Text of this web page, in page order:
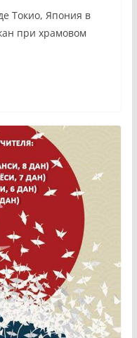
Токио, Япония в
при храмовом